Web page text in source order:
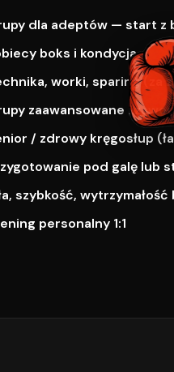
dla adeptów — start z
boks i kondycja
worki, sparing (za
zaawansowane i
/ zdrowy kręgosłup
pod galę lub
szybkość,
personalny 1:1